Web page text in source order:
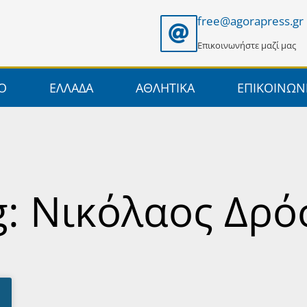
free@agorapress.gr
Επικοινωνήστε μαζί μας
ΕΛΛΑΔΑ ΑΘΛΗΤΙΚΑ
Νικόλαος